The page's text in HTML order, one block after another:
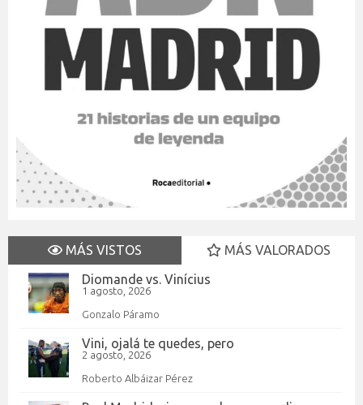
MÁS VISTOS
MÁS VALORADOS
Diomande vs. Vinícius
1 agosto, 2026
Gonzalo Páramo
Vini, ojalá te quedes, pero
2 agosto, 2026
Roberto Albáizar Pérez